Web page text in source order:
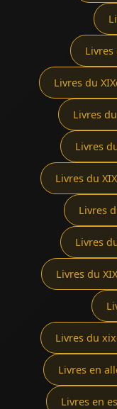
Livres
Livres du
Livres
Livres
Livres du
Livres
Livres
Livres du
Livres du
Livres en
Livres en